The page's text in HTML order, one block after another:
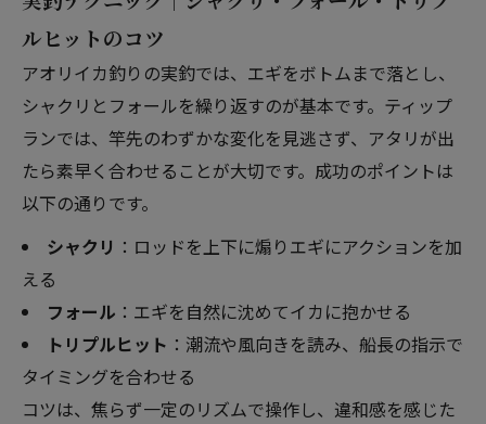
ルヒットのコツ
アオリイカ釣りの実釣では、エギをボトムまで落とし、
シャクリとフォールを繰り返すのが基本です。ティップ
ランでは、竿先のわずかな変化を見逃さず、アタリが出
たら素早く合わせることが大切です。成功のポイントは
以下の通りです。
シャクリ ：ロッドを上下に煽りエギにアクションを加
える
フォール ：エギを自然に沈めてイカに抱かせる
トリプルヒット ：潮流や風向きを読み、船長の指示で
タイミングを合わせる
コツは、焦らず一定のリズムで操作し、違和感を感じた